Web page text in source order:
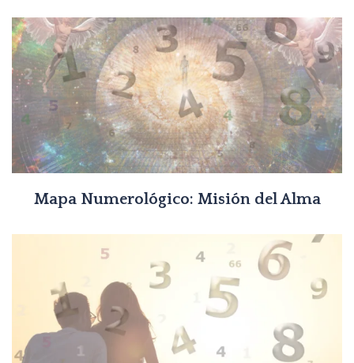
Mapa Numerológico: Misión del Alma